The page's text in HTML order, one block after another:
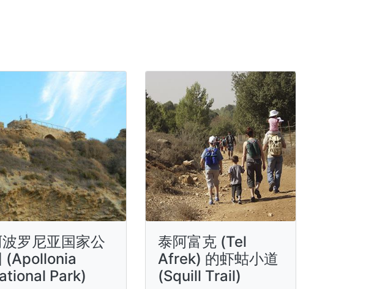
罗尼亚国家公
(Apollonia
Park)
泰阿富克 (Tel
Afrek) 的虾蛄小道
(Squill Trail)